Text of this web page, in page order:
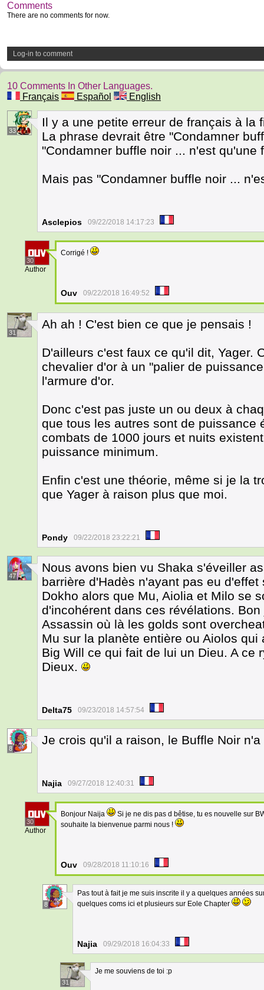
Comments
There are no comments for now.
Log-in to comment
10 Comments In Other Languages.
Français
Español English
33
Il y a une petite erreur de français à la
La phrase devrait être "Condamner
"Condamner buffle noir ... n'est qu'une
Mais pas "Condamner buffle noir ...
Asclepios 09/22/2018 14:17:23
30
Author
Corrigé !
Ouv 09/22/2018 16:49:52
31
Ah ah ! C'est bien ce que je pensais !
D'ailleurs c'est faux ce qu'il dit, Yager.
chevalier d'or à un "palier de
l'armure d'or.
Donc c'est pas juste un ou deux à
que tous les autres sont de puissance
combats de 1000 jours et nuits
puissance minimum.
Enfin c'est une théorie, même si je la
que Yager à raison plus que moi.
Pondy 09/22/2018 23:22:21
47
Nous avons bien vu Shaka s'éveiller
barrière d'Hadès n'ayant pas eu
Dokho alors que Mu, Aiolia et Milo se
d'incohérent dans ces révélations.
Assassin où là les golds sont
Mu sur la planète entière ou Aiolos
Big Will ce qui fait de lui un Dieu. A ce
Dieux.
Delta75 09/23/2018 14:57:54
8
Je crois qu'il a raison, le Buffle Noir
Najia 09/27/2018 12:40:31
30
Author
Bonjour Naija
Si je ne dis pas d bêtise, tu es nouvelle sur
souhaite la bienvenue parmi nous !
Ouv 09/28/2018 11:10:16
8
Pas tout à fait je me suis inscrite il y a quelques années
quelques coms ici et plusieurs sur Eole Chapter
Najia 09/29/2018 16:04:33
31
Je me souviens de toi :p